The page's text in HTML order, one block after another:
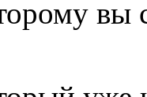
вы